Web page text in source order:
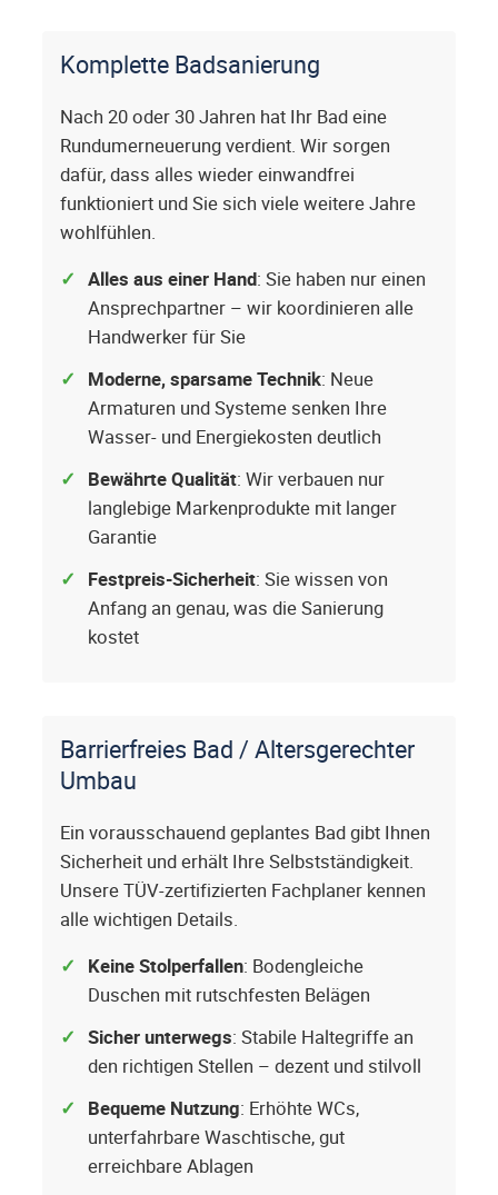
Komplette Badsanierung
Nach 20 oder 30 Jahren hat Ihr Bad eine
Rundumerneuerung verdient. Wir sorgen
dafür, dass alles wieder einwandfrei
funktioniert und Sie sich viele weitere Jahre
wohlfühlen.
Alles aus einer Hand: Sie haben nur einen
Ansprechpartner – wir koordinieren alle
Handwerker für Sie
Moderne, sparsame Technik: Neue
Armaturen und Systeme senken Ihre
Wasser- und Energiekosten deutlich
Bewährte Qualität: Wir verbauen nur
langlebige Markenprodukte mit langer
Garantie
Festpreis-Sicherheit: Sie wissen von
Anfang an genau, was die Sanierung
kostet
Barrierfreies Bad / Altersgerechter
Umbau
Ein vorausschauend geplantes Bad gibt Ihnen
Sicherheit und erhält Ihre Selbstständigkeit.
Unsere TÜV-zertifizierten Fachplaner kennen
alle wichtigen Details.
Keine Stolperfallen: Bodengleiche
Duschen mit rutschfesten Belägen
Sicher unterwegs: Stabile Haltegriffe an
den richtigen Stellen – dezent und stilvoll
Bequeme Nutzung: Erhöhte WCs,
unterfahrbare Waschtische, gut
erreichbare Ablagen